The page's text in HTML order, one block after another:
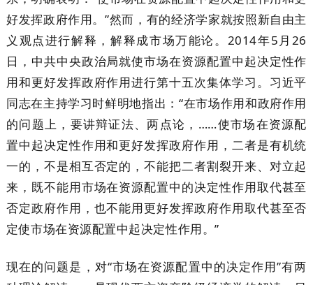
好发挥政府作用。”然而，有的经济学家就按照新自由主
义观点进行解释，解释成市场万能论。2014年5月26
日，中共中央政治局就使市场在资源配置中起决定性作
用和更好发挥政府作用进行第十五次集体学习。习近平
同志在主持学习时鲜明地指出：“在市场作用和政府作用
的问题上，要讲辩证法、两点论，……使市场在资源配
置中起决定性作用和更好发挥政府作用，二者是有机统
一的，不是相互否定的，不能把二者割裂开来、对立起
来，既不能用市场在资源配置中的决定性作用取代甚至
否定政府作用，也不能用更好发挥政府作用取代甚至否
定使市场在资源配置中起决定性作用。”
现在的问题是，对“市场在资源配置中的决定作用”有两